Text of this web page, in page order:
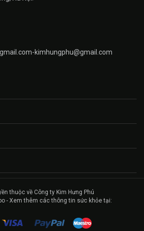
kimhungphu@gmail.com
thuộc về Công ty Kim Hưng Phú
- Xem thêm các thông tin sức khỏe tại: